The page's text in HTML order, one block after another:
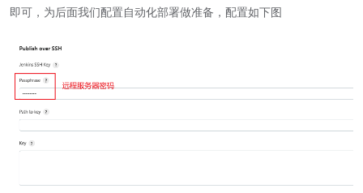
即可，为后面我们配置自动化部署做准备，配置如下图